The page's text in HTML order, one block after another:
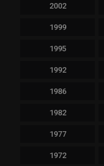
2002
1999
1995
1992
1986
1982
1977
1972